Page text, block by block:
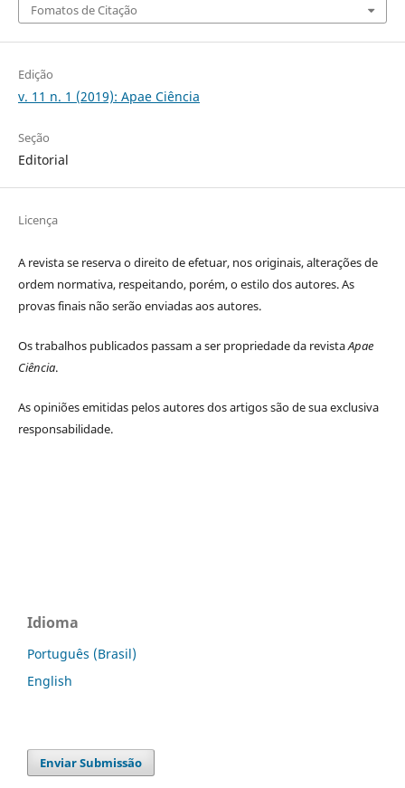
Fomatos de Citação
Edição
v. 11 n. 1 (2019): Apae Ciência
Seção
Editorial
Licença
A revista se reserva o direito de efetuar, nos originais, alterações de
ordem normativa, respeitando, porém, o estilo dos autores. As
provas finais não serão enviadas aos autores.
Os trabalhos publicados passam a ser propriedade da revistaApae
Ciência.
As opiniões emitidas pelos autores dos artigos são de sua exclusiva
responsabilidade.
Idioma
Português (Brasil)
English
Enviar Submissão